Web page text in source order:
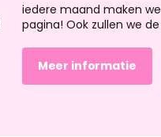
iedere maand maken we
pagina! Ook zullen we
Meer informatie